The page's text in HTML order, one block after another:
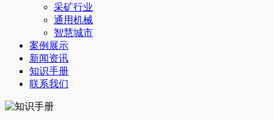
采矿行业
通用机械
智慧城市
案例展示
新闻资讯
知识手册
联系我们